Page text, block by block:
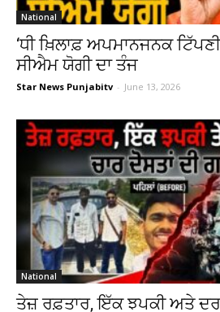
National
‘ਧੀ ਖ਼ਿਲਾਫ਼ ਅਪਮਾਨਜਨਕ
ਸੀਐਮ ਯੋਗੀ ਦਾ ਤੰਜ
Star News Punjabitv - June 13, 2026
National
ਤੇਜ਼ ਰਫ਼ਤਾਰ, ਇੱਕ ਝਪਕੀ ਅਤੇ